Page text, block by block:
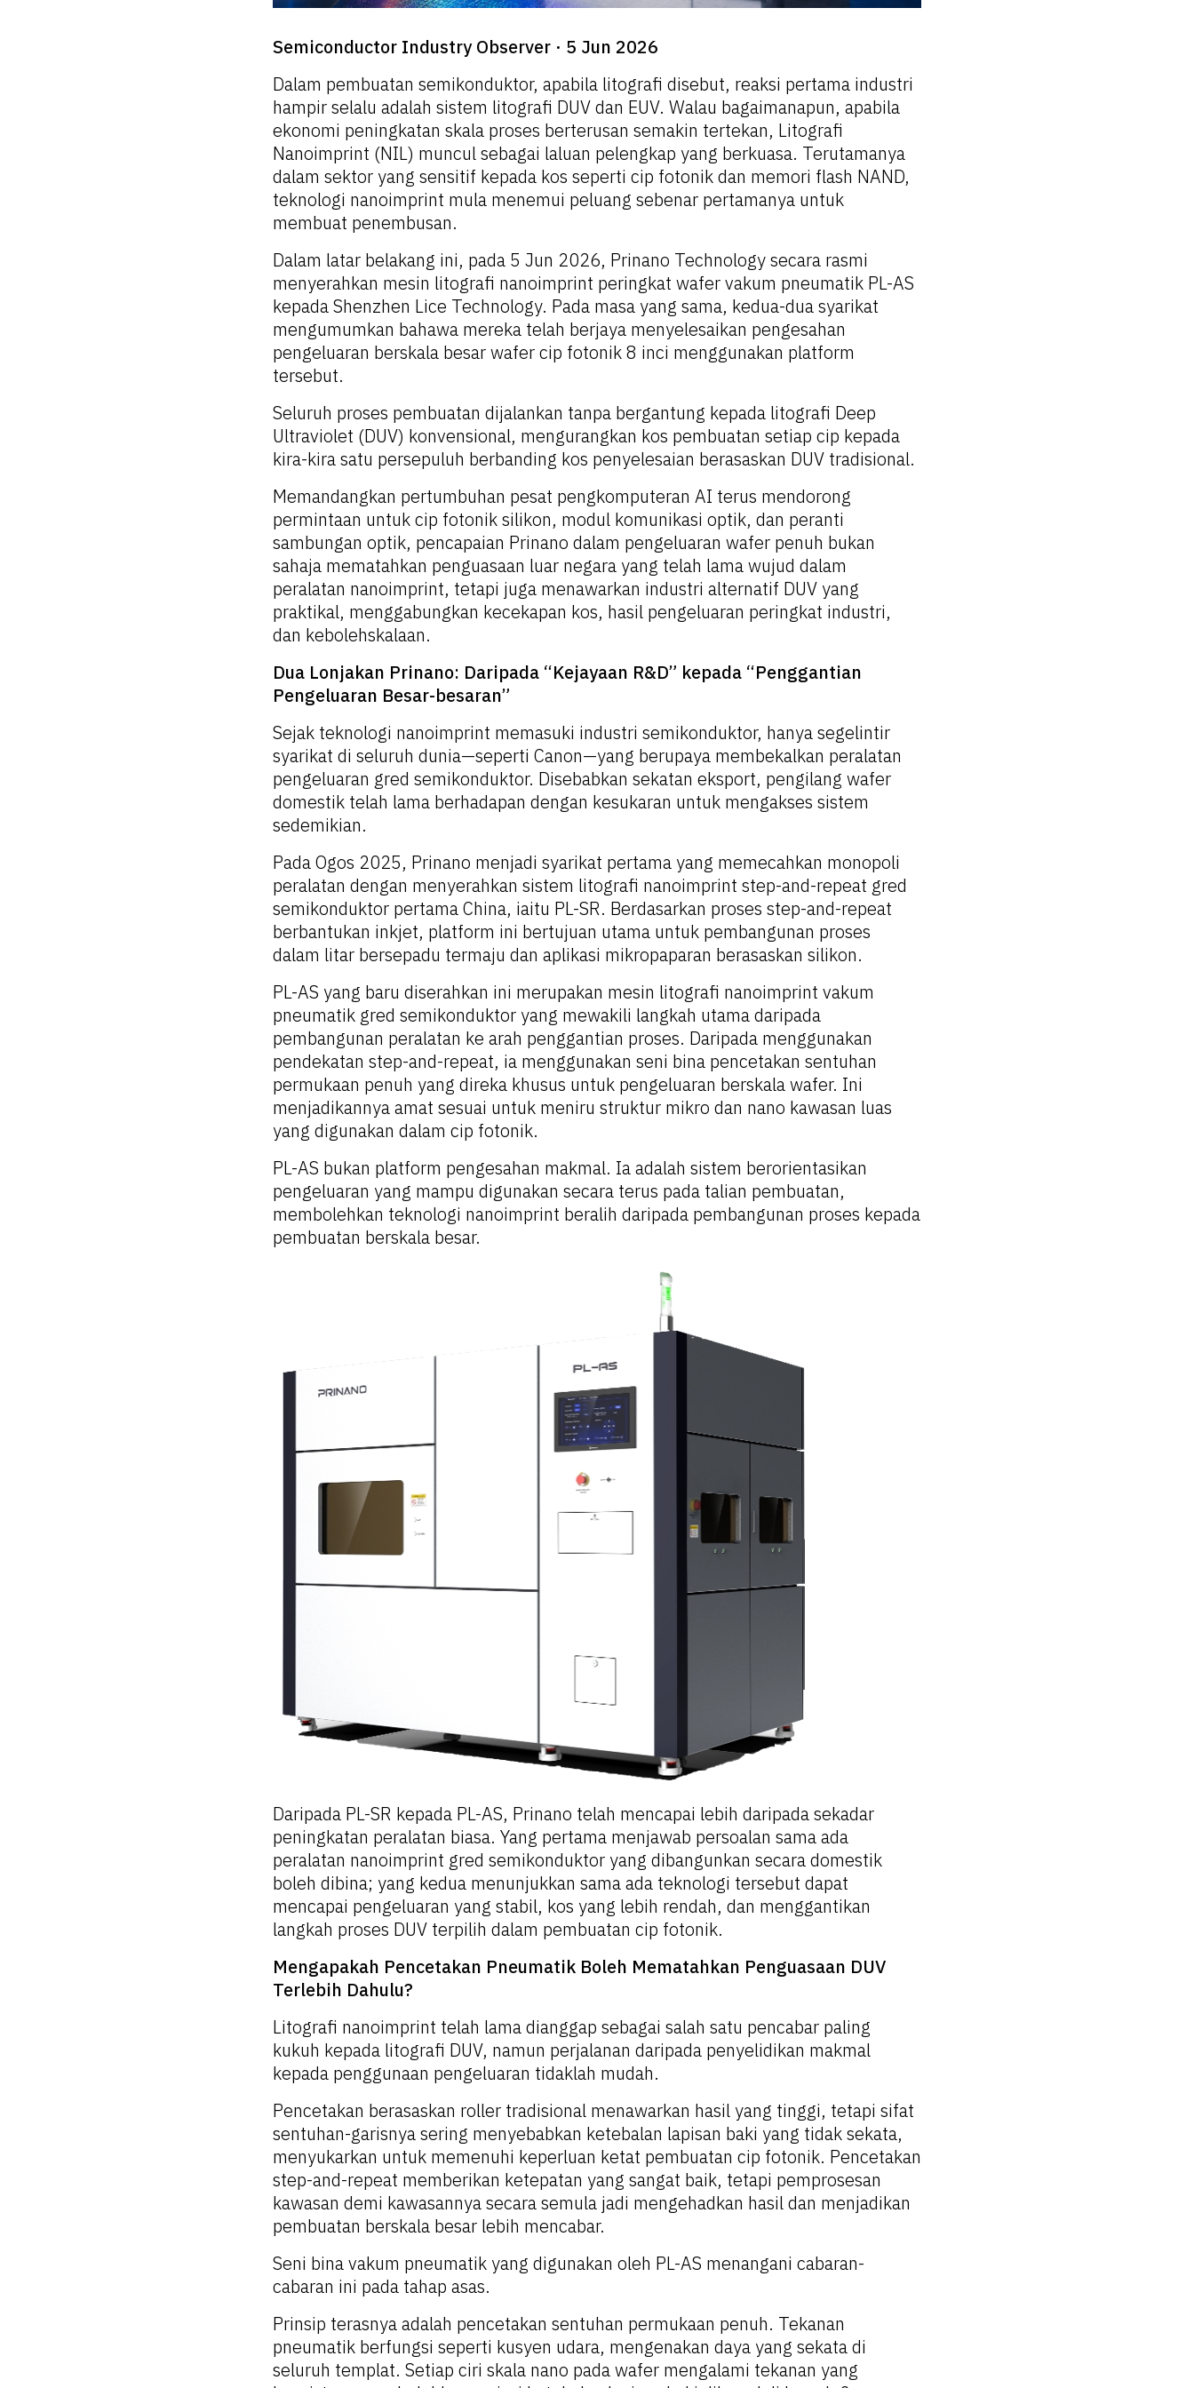
Semiconductor Industry Observer · 5 Jun 2026
Dalam pembuatan semikonduktor, apabila litografi disebut, reaksi pertama industri
hampir selalu adalah sistem litografi DUV dan EUV. Walau bagaimanapun, apabila
ekonomi peningkatan skala proses berterusan semakin tertekan, Litografi
Nanoimprint (NIL) muncul sebagai laluan pelengkap yang berkuasa. Terutamanya
dalam sektor yang sensitif kepada kos seperti cip fotonik dan memori flash NAND,
teknologi nanoimprint mula menemui peluang sebenar pertamanya untuk
membuat penembusan.
Dalam latar belakang ini, pada 5 Jun 2026, Prinano Technology secara rasmi
menyerahkan mesin litografi nanoimprint peringkat wafer vakum pneumatik PL-AS
kepada Shenzhen Lice Technology. Pada masa yang sama, kedua-dua syarikat
mengumumkan bahawa mereka telah berjaya menyelesaikan pengesahan
pengeluaran berskala besar wafer cip fotonik 8 inci menggunakan platform
tersebut.
Seluruh proses pembuatan dijalankan tanpa bergantung kepada litografi Deep
Ultraviolet (DUV) konvensional, mengurangkan kos pembuatan setiap cip kepada
kira-kira satu persepuluh berbanding kos penyelesaian berasaskan DUV tradisional.
Memandangkan pertumbuhan pesat pengkomputeran AI terus mendorong
permintaan untuk cip fotonik silikon, modul komunikasi optik, dan peranti
sambungan optik, pencapaian Prinano dalam pengeluaran wafer penuh bukan
sahaja mematahkan penguasaan luar negara yang telah lama wujud dalam
peralatan nanoimprint, tetapi juga menawarkan industri alternatif DUV yang
praktikal, menggabungkan kecekapan kos, hasil pengeluaran peringkat industri,
dan kebolehskalaan.
Dua Lonjakan Prinano: Daripada “Kejayaan R&D” kepada “Penggantian
Pengeluaran Besar-besaran”
Sejak teknologi nanoimprint memasuki industri semikonduktor, hanya segelintir
syarikat di seluruh dunia—seperti Canon—yang berupaya membekalkan peralatan
pengeluaran gred semikonduktor. Disebabkan sekatan eksport, pengilang wafer
domestik telah lama berhadapan dengan kesukaran untuk mengakses sistem
sedemikian.
Pada Ogos 2025, Prinano menjadi syarikat pertama yang memecahkan monopoli
peralatan dengan menyerahkan sistem litografi nanoimprint step-and-repeat gred
semikonduktor pertama China, iaitu PL-SR. Berdasarkan proses step-and-repeat
berbantukan inkjet, platform ini bertujuan utama untuk pembangunan proses
dalam litar bersepadu termaju dan aplikasi mikropaparan berasaskan silikon.
PL-AS yang baru diserahkan ini merupakan mesin litografi nanoimprint vakum
pneumatik gred semikonduktor yang mewakili langkah utama daripada
pembangunan peralatan ke arah penggantian proses. Daripada menggunakan
pendekatan step-and-repeat, ia menggunakan seni bina pencetakan sentuhan
permukaan penuh yang direka khusus untuk pengeluaran berskala wafer. Ini
menjadikannya amat sesuai untuk meniru struktur mikro dan nano kawasan luas
yang digunakan dalam cip fotonik.
PL-AS bukan platform pengesahan makmal. Ia adalah sistem berorientasikan
pengeluaran yang mampu digunakan secara terus pada talian pembuatan,
membolehkan teknologi nanoimprint beralih daripada pembangunan proses kepada
pembuatan berskala besar.
Daripada PL-SR kepada PL-AS, Prinano telah mencapai lebih daripada sekadar
peningkatan peralatan biasa. Yang pertama menjawab persoalan sama ada
peralatan nanoimprint gred semikonduktor yang dibangunkan secara domestik
boleh dibina; yang kedua menunjukkan sama ada teknologi tersebut dapat
mencapai pengeluaran yang stabil, kos yang lebih rendah, dan menggantikan
langkah proses DUV terpilih dalam pembuatan cip fotonik.
Mengapakah Pencetakan Pneumatik Boleh Mematahkan Penguasaan DUV
Terlebih Dahulu?
Litografi nanoimprint telah lama dianggap sebagai salah satu pencabar paling
kukuh kepada litografi DUV, namun perjalanan daripada penyelidikan makmal
kepada penggunaan pengeluaran tidaklah mudah.
Pencetakan berasaskan roller tradisional menawarkan hasil yang tinggi, tetapi sifat
sentuhan-garisnya sering menyebabkan ketebalan lapisan baki yang tidak sekata,
menyukarkan untuk memenuhi keperluan ketat pembuatan cip fotonik. Pencetakan
step-and-repeat memberikan ketepatan yang sangat baik, tetapi pemprosesan
kawasan demi kawasannya secara semula jadi mengehadkan hasil dan menjadikan
pembuatan berskala besar lebih mencabar.
Seni bina vakum pneumatik yang digunakan oleh PL-AS menangani cabaran-
cabaran ini pada tahap asas.
Prinsip terasnya adalah pencetakan sentuhan permukaan penuh. Tekanan
pneumatik berfungsi seperti kusyen udara, mengenakan daya yang sekata di
seluruh templat. Setiap ciri skala nano pada wafer mengalami tekanan yang